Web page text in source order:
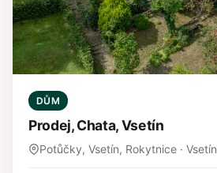
DŮM
Prodej, Chata, Vsetín
Potůčky, Vsetín, Rokytnice · Vsetín